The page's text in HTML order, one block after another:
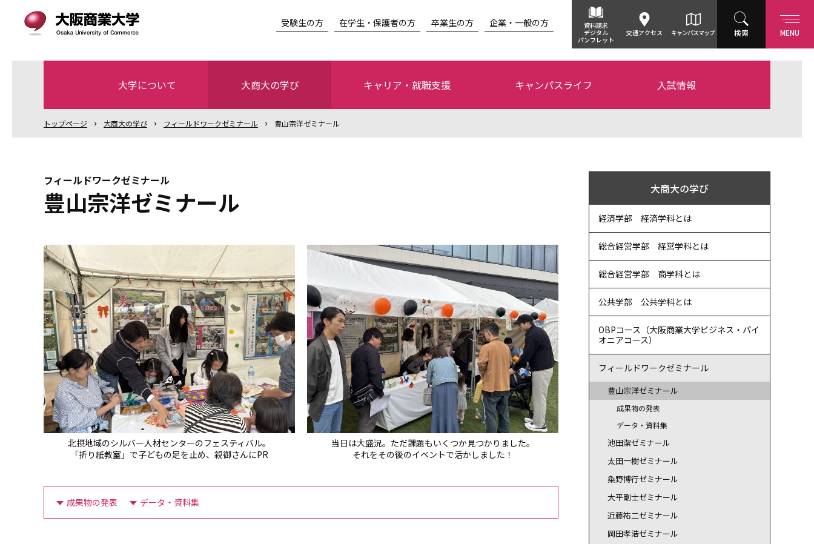
受験生の方 在学生・保護者の方 卒業生の方 企業・一般の方
資料請求
デジタル
パンフレット
交通アクセス キャンパスマップ 検索 MENU
大学について 大商大の学び キャリア・就職支援 キャンパスライフ 入試情報
トップページ 大商大の学び フィールドワークゼミナール 豊山宗洋ゼミナール
フィールドワークゼミナール
豊山宗洋ゼミナール
北摂地域のシルバー人材センターのフェスティバル。
「折り紙教室」で子どもの足を止め、親御さんにPR
当日は大盛況。ただ課題もいくつか見つかりました。
それをその後のイベントで活かしました！
成果物の発表 データ・資料集
大商大の学び
経済学部 経済学科とは
総合経営学部 経営学科とは
総合経営学部 商学科とは
公共学部 公共学科とは
OBPコース（大阪商業大学ビジネス・パイ
オニアコース）
フィールドワークゼミナール
豊山宗洋ゼミナール
成果物の発表
データ・資料集
池田潔ゼミナール
太田一樹ゼミナール
粂野博行ゼミナール
大平剛士ゼミナール
近藤祐二ゼミナール
岡田孝浩ゼミナール